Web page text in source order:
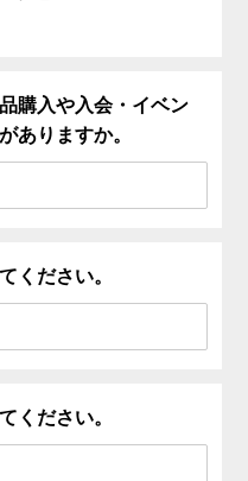
購入や入会・イベン
ありますか。
ください。
ください。